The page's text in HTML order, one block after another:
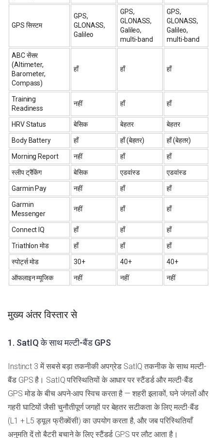
GPS सिस्टम
GPS,
GLONASS,
Galileo
GPS,
GLONASS,
Galileo,
multi-band
GPS,
GLONASS,
Galileo,
multi-band
ABC सेंसर
(Altimeter,
Barometer,
Compass)
हाँ हाँ हाँ
Training
Readiness
नहीं हाँ हाँ
HRV Status बेसिक बेहतर बेहतर
Body Battery हाँ हाँ (बेहतर) हाँ (बेहतर)
Morning Report नहीं हाँ हाँ
स्लीप ट्रैकिंग बेसिक एडवांस्ड एडवांस्ड
Garmin Pay नहीं हाँ हाँ
Garmin
Messenger
नहीं हाँ हाँ
Connect IQ हाँ हाँ हाँ
Triathlon मोड हाँ हाँ हाँ
स्पोर्ट्स मोड 30+ 40+ 40+
ऑफलाइन म्यूजिक नहीं नहीं नहीं
मुख्य अंतर विस्तार से
1. SatIQ के साथ मल्टी-बैंड GPS
Instinct 3 में सबसे बड़ा तकनीकी अपग्रेड SatIQ तकनीक के साथ मल्टी-
बैंड GPS है। SatIQ परिस्थितियों के आधार पर स्टैंडर्ड और मल्टी-बैंड
GPS मोड के बीच अपने-आप स्विच करता है — शहरी इलाकों, घने जंगलों और
गहरी घाटियों जैसी चुनौतीपूर्ण जगहों पर बेहतर सटीकता के लिए मल्टी-बैंड
(L1 + L5 ड्यूल फ्रीक्वेंसी) का उपयोग करता है, और जब परिस्थितियाँ
अनुमति दें तो बैटरी बचाने के लिए स्टैंडर्ड GPS पर लौट आता है।